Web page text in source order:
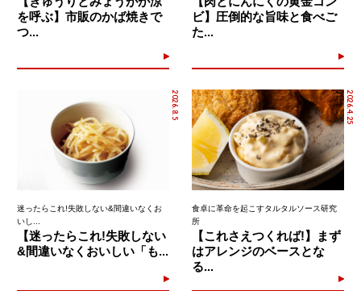
を呼ぶ】市販のかば焼きで
つ...
ビ】圧倒的な旨味と食べご
た...
2026.8.5
迷ったらこれ!失敗しない&間違いなくお
いし...
【迷ったらこれ!失敗しない
&間違いなくおいしい「も...
2026.4.25
食卓に革命を起こすタルタルソース研究
所
【これさえつくれば!】まず
はアレンジのベースとな
る...